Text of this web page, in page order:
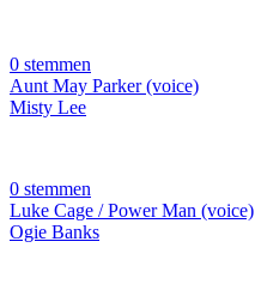
0 stemmen
Aunt May Parker (voice)
Misty Lee
0 stemmen
Luke Cage / Power Man (voice)
Ogie Banks